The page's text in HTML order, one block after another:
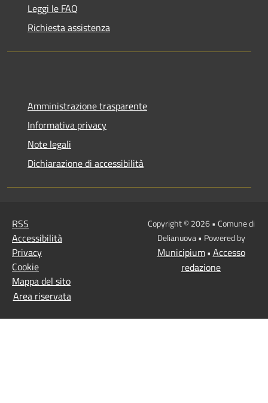
Leggi le FAQ
Richiesta assistenza
Amministrazione trasparente
Informativa privacy
Note legali
Dichiarazione di accessibilità
RSS
Accessibilità
Privacy
Cookie
Mappa del sito
Area riservata
Copyright © 2026 • Comune di
Delianuova • Powered by
Municipium• Accesso
redazione